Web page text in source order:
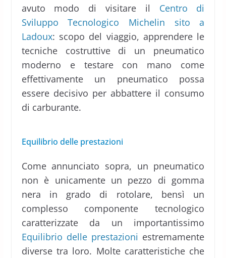
avuto modo di visitare il Centro di
Sviluppo Tecnologico Michelin sito a
Ladoux: scopo del viaggio, apprendere le
tecniche costruttive di un pneumatico
moderno e testare con mano come
effettivamente un pneumatico possa
essere decisivo per abbattere il consumo
di carburante.
Equilibrio delle prestazioni
Come annunciato sopra, un pneumatico
non è unicamente un pezzo di gomma
nera in grado di rotolare, bensì un
complesso componente tecnologico
caratterizzate da un importantissimo
Equilibrio delle prestazioni estremamente
diverse tra loro. Molte caratteristiche che